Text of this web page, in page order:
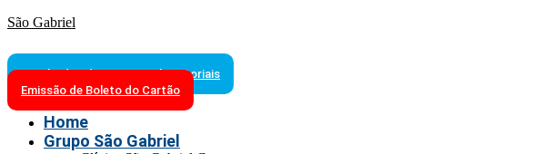
São Gabriel
Resultados de Exames Laboratoriais
Emissão de Boleto do Cartão
Home
Grupo São Gabriel